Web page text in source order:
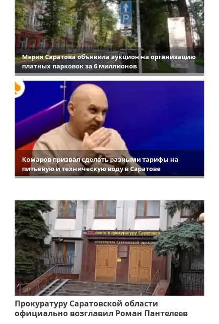
Мэрия Саратова объявила аукцион на организацию
платных парковок за 6 миллионов
Комаров призвал сделать разными тарифы на
питьевую и техническую воду в Саратове
Прокуратуру Саратовской области
официально возглавил Роман Пантелеев